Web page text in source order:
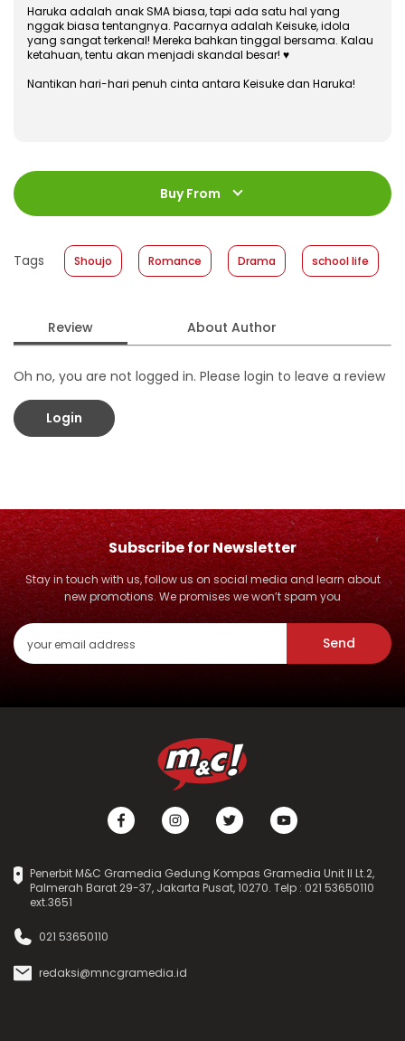
Haruka adalah anak SMA biasa, tapi ada satu hal yang
nggak biasa tentangnya. Pacarnya adalah Keisuke, idola
yang sangat terkenal! Mereka bahkan tinggal bersama. Kalau
ketahuan, tentu akan menjadi skandal besar! ♥
Nantikan hari-hari penuh cinta antara Keisuke dan Haruka!
ISBN :
978-602-480-634-7
184 halaman
Size
:
11,4 x 17,2
Format
: Hardcover
Buy From
Tags Shoujo Romance Drama school life
Review About Author
Oh no, you are not logged in. Please login to leave a review
Login
Subscribe for Newsletter
Stay in touch with us, follow us on social media and learn about
new promotions. We promises we won’t spam you
Send
Penerbit M&C Gramedia Gedung Kompas Gramedia Unit II Lt.2,
Palmerah Barat 29-37, Jakarta Pusat, 10270. Telp : 021 53650110
ext.3651
021 53650110
redaksi@mncgramedia.id